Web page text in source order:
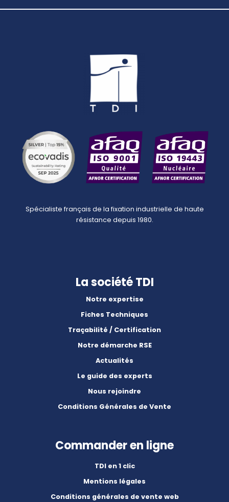
Spécialiste français de la fixation industrielle de haute
résistance depuis 1980.
La société TDI
Notre expertise
Fiches Techniques
Traçabilité / Certification
Notre démarche RSE
Actualités
Le guide des experts
Nous rejoindre
Conditions Générales de Vente
Commander en ligne
TDI en 1 clic
Mentions légales
Conditions générales de vente web